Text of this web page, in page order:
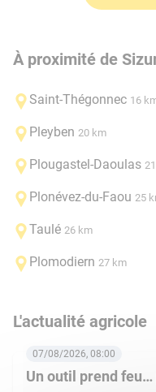
À proximité de
Saint-Thégonnec 16
Pleyben 20 km
Plougastel-Daoulas
Plonévez-du-Faou 25
Taulé 26 km
Plomodiern 27 km
L'actualité agricole
Un outil prend
07/08/2026, 08:00